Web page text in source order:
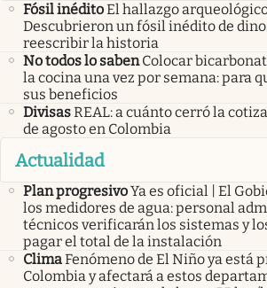
Fósil inéditoEl hallazgo arqueológico
Descubrieron un fósil inédito de
reescribir la historia
No todos lo saben Colocar
la cocina una vez por semana: para
sus beneficios
DivisasREAL: a cuánto cerró la
de agosto en Colombia
Actualidad
Plan progresivoYa es oficial | El
los medidores de agua: personal
técnicos verificarán los sistemas y
pagar el total de la instalación
ClimaFenómeno de El Niño ya está
Colombia y afectará a estos